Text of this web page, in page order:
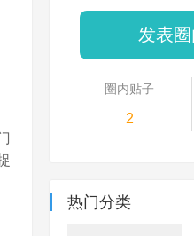
发表
圈内贴子
2
热门分类